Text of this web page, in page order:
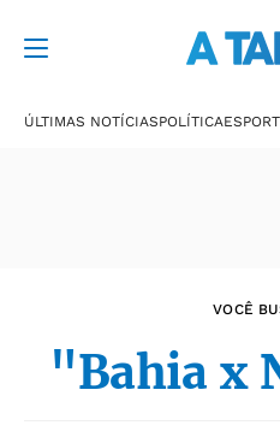
ÚLTIMAS NOTÍCIASPOLÍTICA
VOCÊ
"Bahia x